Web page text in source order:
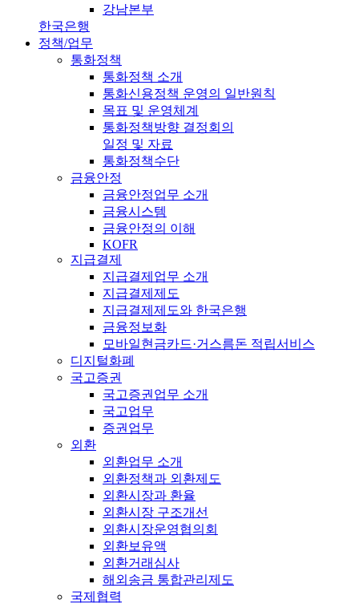
강남본부
한국은행
정책/업무
통화정책
통화정책 소개
통화신용정책 운영의 일반원칙
목표 및 운영체계
통화정책방향 결정회의
일정 및 자료
통화정책수단
금융안정
금융안정업무 소개
금융시스템
금융안정의 이해
KOFR
지급결제
지급결제업무 소개
지급결제제도
지급결제제도와 한국은행
금융정보화
모바일현금카드·거스름돈 적립서비스
디지털화폐
국고증권
국고증권업무 소개
국고업무
증권업무
외환
외환업무 소개
외환정책과 외환제도
외환시장과 환율
외환시장 구조개선
외환시장운영협의회
외환보유액
외환거래심사
해외송금 통합관리제도
국제협력